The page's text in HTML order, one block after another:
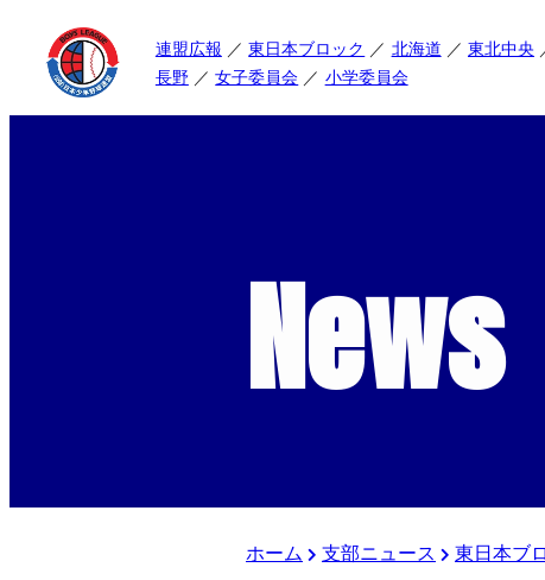
連盟広報 東日本ブロック 北海道 東北中央
長野
女子委員会 小学委員会
News
ホーム 支部ニュース 東日本ブ